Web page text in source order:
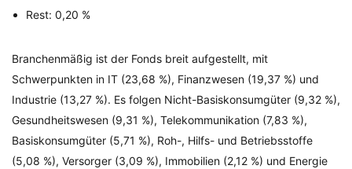
Rest: 0,20 %
Branchenmäßig ist der Fonds breit aufgestellt, mit
Schwerpunkten in IT (23,68 %), Finanzwesen (19,37 %) und
Industrie (13,27 %). Es folgen Nicht-Basiskonsumgüter (9,32 %),
Gesundheitswesen (9,31 %), Telekommunikation (7,83 %),
Basiskonsumgüter (5,71 %), Roh-, Hilfs- und Betriebsstoffe
(5,08 %), Versorger (3,09 %), Immobilien (2,12 %) und Energie